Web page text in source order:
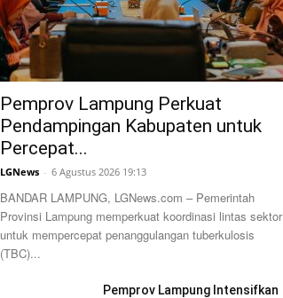
Pemprov Lampung Perkuat
Pendampingan Kabupaten untuk
Percepat...
LGNews - 6 Agustus 2026 19:13
BANDAR LAMPUNG, LGNews.com – Pemerintah
Provinsi Lampung memperkuat koordinasi lintas sektor
untuk mempercepat penanggulangan tuberkulosis
(TBC)...
Pemprov Lampung Intensifkan